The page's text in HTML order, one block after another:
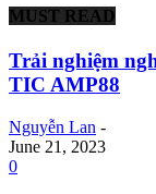
MUST READ
Trải nghiệm
TIC AMP88
Nguyễn Lan -
June 21, 2023
0